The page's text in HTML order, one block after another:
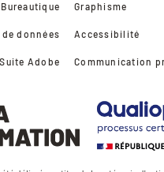
Bureautique
de données
Suite Adobe
Graphisme
Accessibilité
Communication